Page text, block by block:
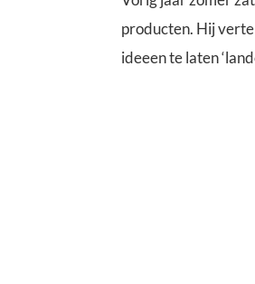
producten. Hij
ideeen te laten